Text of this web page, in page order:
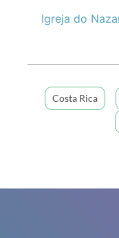
Igreja do
Costa Rica